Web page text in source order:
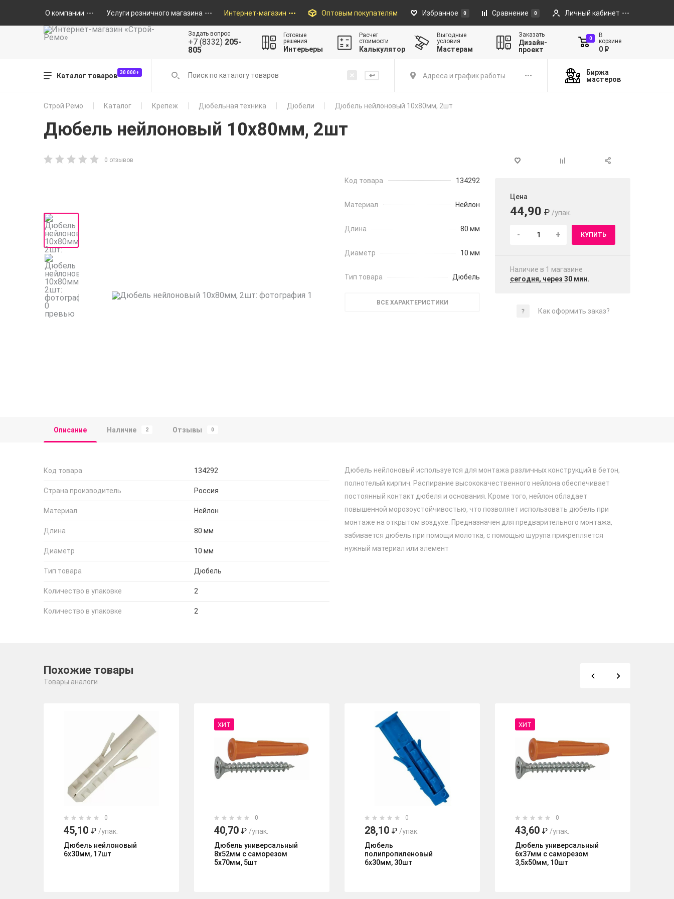
О компании Услуги розничного магазина Интернет-магазин Оптовым покупателям Избранное 0 Сравнение 0 Личный кабинет
Задать вопрос
+7 (8332) 205-
805
Готовые
решения
Интерьеры
Расчет
стоимости
Калькулятор
Выгодные
условия
Мастерам
Заказать
Дизайн-
проект
0
В
корзине
0 ₽
Каталог товаров 30 000+ Адреса и график работы
Биржа
мастеров
Строй Ремо Каталог Крепеж Дюбельная техника Дюбели Дюбель нейлоновый 10х80мм, 2шт
Дюбель нейлоновый 10х80мм, 2шт
0 отзывов
Код товара 134292
Материал Нейлон
Длина 80 мм
Диаметр 10 мм
Тип товара Дюбель
ВСЕ ХАРАКТЕРИСТИКИ
Цена
44,90 ₽ /упак.
- + КУПИТЬ
Наличие в 1 магазинe
сегодня, через 30 мин.
Как оформить заказ?
Описание Наличие 2 Отзывы 0
Код товара 134292
Страна производитель Россия
Материал Нейлон
Длина 80 мм
Диаметр 10 мм
Тип товара Дюбель
Количество в упаковке 2
Количество в упаковке 2
Дюбель нейлоновый используется для монтажа различных конструкций в бетон,
полнотелый кирпич. Распирание высококачественного нейлона обеспечивает
постоянный контакт дюбеля и основания. Кроме того, нейлон обладает
повышенной морозоустойчивостью, что позволяет использовать дюбель при
монтаже на открытом воздухе. Предназначен для предварительного монтажа,
забивается дюбель при помощи молотка, с помощью шурупа прикрепляется
нужный материал или элемент
Похожие товары
Товары аналоги
0
45,10 ₽ /упак.
Дюбель нейлоновый
6х30мм, 17шт
ХИТ
0
40,70 ₽ /упак.
Дюбель универсальный
8х52мм с саморезом
5х70мм, 5шт
0
28,10 ₽ /упак.
Дюбель
полипропиленовый
6х30мм, 30шт
ХИТ
0
43,60 ₽ /упак.
Дюбель универсальный
6х37мм с саморезом
3,5х50мм, 10шт